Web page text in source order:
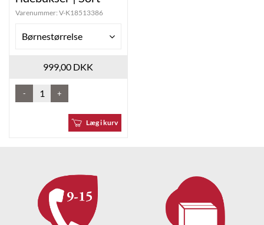
Varenummer: V-K18513386
Børnestørrelse
999,00 DKK
- +
Læg i kurv